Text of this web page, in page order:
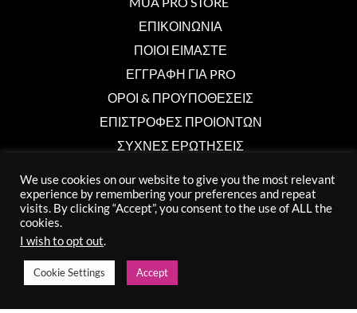
ΕΠΙΚΟΙΝΩΝΙΑ
ΠΟΙΟΙ ΕΙΜΑΣΤΕ
ΕΓΓΡΑΦΗ ΓΙΑ PRO
ΟΡΟΙ & ΠΡΟΥΠΟΘΕΣΕΙΣ
ΕΠΙΣΤΡΟΦΕΣ ΠΡΟΙΟΝΤΩΝ
ΣΥΧΝΕΣ ΕΡΩΤΗΣΕΙΣ
Επικοινωνία
96 000 750
We use cookies on our website to give you the most relevant
experience by remembering your preferences and repeat
visits. By clicking “Accept”, you consent to the use of ALL the
cookies.
I wish to opt out.
Cookie Settings Accept